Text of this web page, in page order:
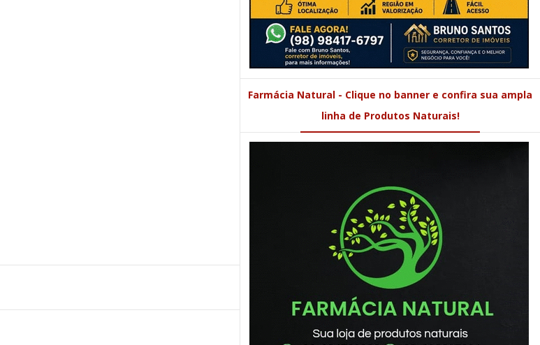
Farmácia Natural - Clique no banner e confira sua ampla
linha de Produtos Naturais!